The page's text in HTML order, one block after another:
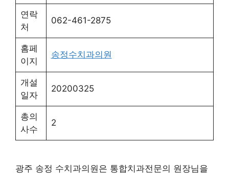
연락
처
062-461-2875
홈페
이지
송정수치과의원
개설
일자
20200325
총의
사수
2
광주 송정 수치과의원은 통합치과전문의 원장님을